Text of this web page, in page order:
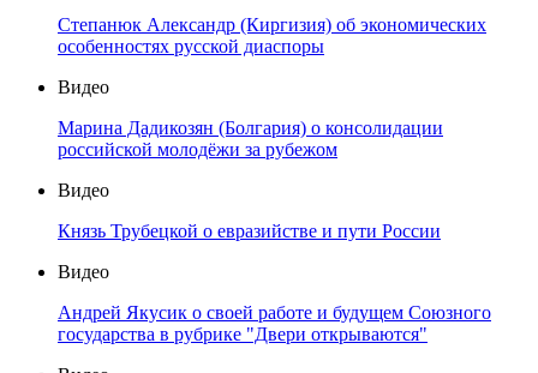
Степанюк Александр (Киргизия) об экономических
особенностях русской диаспоры
Видео
Марина Дадикозян (Болгария) о консолидации
российской молодёжи за рубежом
Видео
Князь Трубецкой о евразийстве и пути России
Видео
Андрей Якусик о своей работе и будущем Союзного
государства в рубрике "Двери открываются"